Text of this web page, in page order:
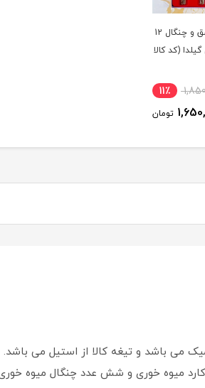
سرویس قاشق و چنگال 12
(کد کالا
11٪
تومان
میوه خوری و شش عدد چنگال میوه